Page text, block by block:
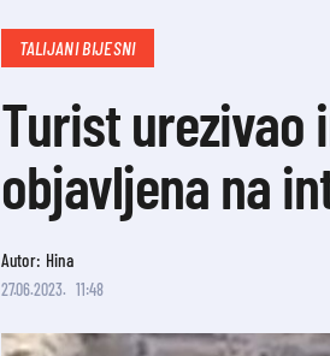
TALIJANI BIJESNI
Turist urezivao
objavljena na
Autor: Hina
27.06.2023. 11:48